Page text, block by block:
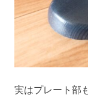
実はプレート部